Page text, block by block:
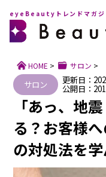
eyeBeautyトレンドマガジ
HOME > サロン >
サロン 更新日：
公開日：
「あっ、地
る？お客様
の対処法を